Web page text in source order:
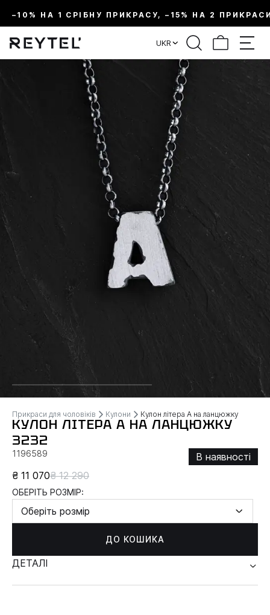
–10% НА 1 СРІБНУ ПРИКРАСУ, –15% НА 2
UKR
Прикраси для чоловіків Кулони Кулон літера А на ланцюжку
КУЛОН ЛІТЕРА А НА ЛАНЦЮЖКУ
3232
1196589
В наявності
₴ 11 070₴ 12 290
ОБЕРІТЬ РОЗМІР:
Оберіть розмір
ДО КОШИКА
ДЕТАЛІ